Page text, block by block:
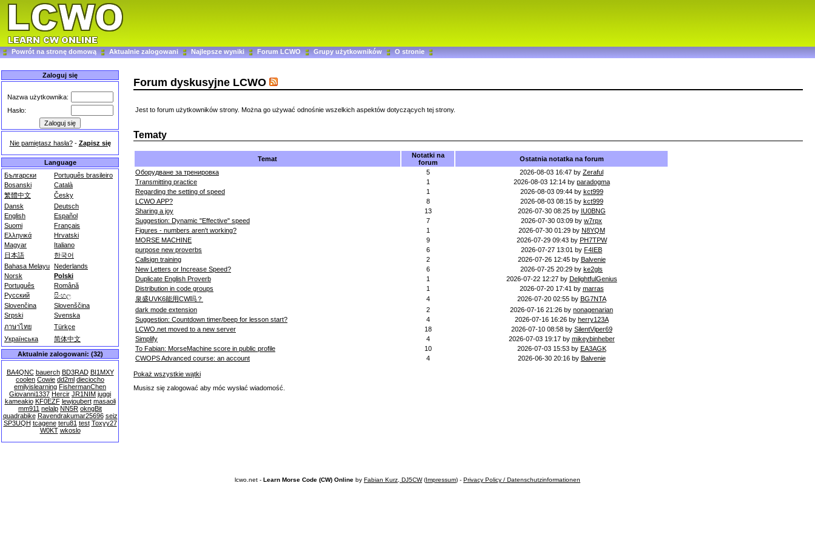
Powrót na stronę domową Aktualnie zalogowani Najlepsze wyniki Forum LCWO Grupy użytkowników O stronie
Zaloguj się
Nazwa użytkownika:
Hasło:
Nie pamiętasz hasła?- Zapisz się
Language
Български
Português brasileiro
Bosanski
Català
繁體中文
Česky
Dansk
Deutsch
English
Español
Suomi
Français
Ελληνικά
Hrvatski
Magyar
Italiano
日本語
한국어
Bahasa Melayu Nederlands
Norsk
Polski
Português
Română
Русский
සිංහල
Slovenčina
Slovenščina
Srpski
Svenska
ภาษาไทย
Türkçe
Українська
简体中文
Aktualnie zalogowani: (32)
BA4QNC bauerch BD3RAD BI1MXY
coolen Cowie dd2ml dieciocho
emilyislearning FishermanChen
Giovanni1337 Hercir JR1NIM juggi
kameakio KF0EZF lewjoubert masaoli
mm911 nelalp NN5R okngBit
quadrabike Ravendrakumar25696 seiz
SP3UQH tcagene teru81 test Toxyy27
W0KT wkoslo
Forum dyskusyjne LCWO
Jest to forum użytkowników strony. Można go używać odnośnie wszelkich aspektów dotyczących tej strony.
Tematy
Temat
Notatki na
forum
Ostatnia notatka na forum
Оборудване за тренировка
5 2026-08-03 16:47 by Zeraful
Transmitting practice
1 2026-08-03 12:14 by paradogma
Regarding the setting of speed
1 2026-08-03 09:44 by kct999
LCWO APP?
8 2026-08-03 08:15 by kct999
Sharing a joy
13 2026-07-30 08:25 by IU0BNG
Suggestion: Dynamic "Effective" speed
7 2026-07-30 03:09 by w7rpx
Figures - numbers aren't working?
1 2026-07-30 01:29 by N8YQM
MORSE MACHINE
9 2026-07-29 09:43 by PH7TPW
purpose new proverbs
6 2026-07-27 13:01 by F4IEB
Callsign training
2 2026-07-26 12:45 by Balvenie
New Letters or Increase Speed?
6 2026-07-25 20:29 by ke2gls
Duplicate English Proverb
1 2026-07-22 12:27 by DelightfulGenius
Distribution in code groups
1 2026-07-20 17:41 by marras
泉盛UVK6能用CW吗？
4 2026-07-20 02:55 by BG7NTA
dark mode extension
2 2026-07-16 21:26 by nonagenarian
Suggestion: Countdown timer/beep for lesson start?
4 2026-07-16 16:26 by herry123A
LCWO.net moved to a new server
18 2026-07-10 08:58 by SilentViper69
Simplify
4 2026-07-03 19:17 by mikeybinheber
To Fabian: MorseMachine score in public profile
10 2026-07-03 15:53 by EA3AGK
CWOPS Advanced course: an account
4 2026-06-30 20:16 by Balvenie
Pokaż wszystkie wątki
Musisz się zalogować aby móc wysłać wiadomość.
lcwo.net - Learn Morse Code (CW) Online by Fabian Kurz, DJ5CW(Impressum) - Privacy Policy / Datenschutzinformationen